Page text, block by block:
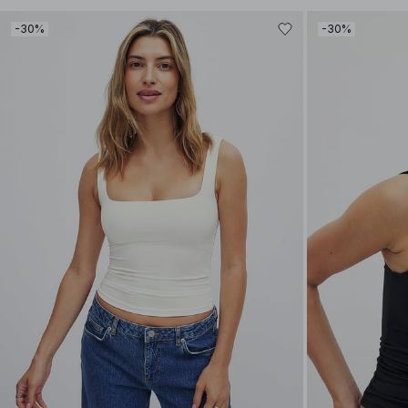
-30% -30%